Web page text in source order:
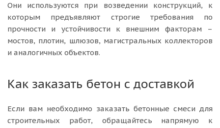
Они используются при возведении конструкций, к
которым предъявляют строгие требования по
прочности и устойчивости к внешним факторам –
мостов, плотин, шлюзов, магистральных коллекторов
и аналогичных объектов.
Как заказать бетон с доставкой
Если вам необходимо заказать бетонные смеси для
строительных работ, обращайтесь напрямую к